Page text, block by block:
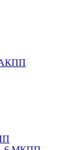
АКПП